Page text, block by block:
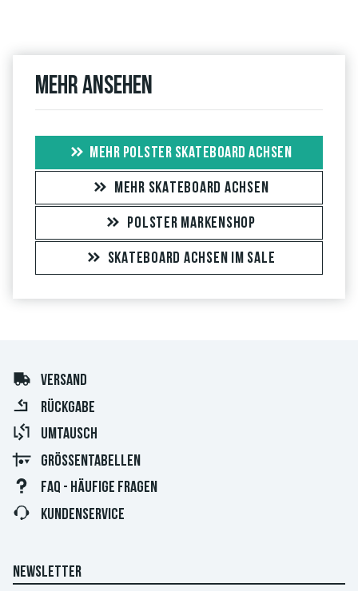
Mehr ansehen
MEHR POLSTER SKATEBOARD ACHSEN
MEHR SKATEBOARD ACHSEN
POLSTER MARKENSHOP
SKATEBOARD ACHSEN IM SALE
VERSAND
RÜCKGABE
UMTAUSCH
GRÖSSENTABELLEN
FAQ - HÄUFIGE FRAGEN
KUNDENSERVICE
NEWSLETTER